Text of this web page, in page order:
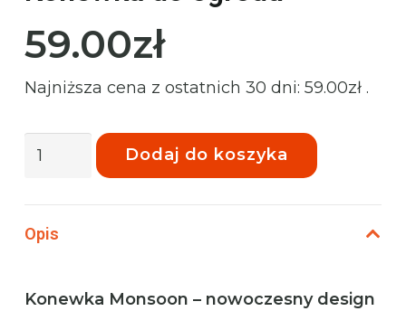
59.00zł
Najniższa cena z ostatnich 30 dni: 59.00zł .
ilość
do
Dodaj do koszyka
Opis
Konewka Monsoon – nowoczesny design